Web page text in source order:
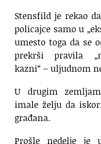
Stensfild je rekao
policajce samo u
umesto toga da se
prekrši pravila
kazni“ – uljudnom
U drugim
imale želju da
građana.
Prošle nedelje je